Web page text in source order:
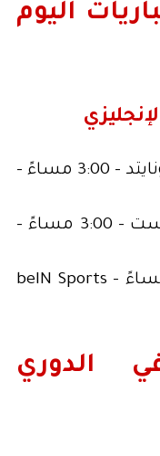
اليوم
أستون فيلا × مانشستر يونايتد - 3:00 مساءً -
تشيلسي × نوتنغهام فورست - 3:00 مساءً -
برايتون × توتنهام - 5:30 مساءً - beIN Sports
الدوري